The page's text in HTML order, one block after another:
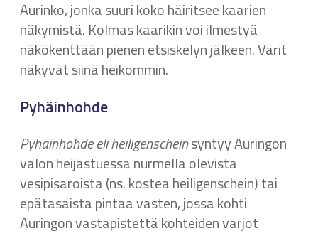
Aurinko, jonka suuri koko häiritsee kaarien
näkymistä. Kolmas kaarikin voi ilmestyä
näkökenttään pienen etsiskelyn jälkeen. Värit
näkyvät siinä heikommin.
Pyhäinhohde
Pyhäinhohde eli heiligenscheinsyntyy Auringon
valon heijastuessa nurmella olevista
vesipisaroista (ns. kostea heiligenschein) tai
epätasaista pintaa vasten, jossa kohti
Auringon vastapistettä kohteiden varjot